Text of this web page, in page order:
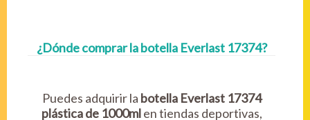
¿Dónde comprar la botella Everlast 17374?
Puedes adquirir la botella Everlast 17374
plástica de 1000mlen tiendas deportivas,